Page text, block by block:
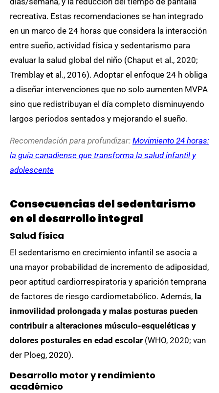
recreativa. Estas recomendaciones se han integrado
en un marco de 24 horas que considera la interacción
entre sueño, actividad física y sedentarismo para
evaluar la salud global del niño (Chaput et al., 2020;
Tremblay et al., 2016). Adoptar el enfoque 24 h obliga
a diseñar intervenciones que no solo aumenten MVPA
sino que redistribuyan el día completo disminuyendo
largos periodos sentados y mejorando el sueño.
Recomendación para profundizar: Movimiento 24 horas:
la guía canadiense que transforma la salud infantil y
adolescente
Consecuencias del sedentarismo
en el desarrollo integral
Salud física
El sedentarismo en crecimiento infantil se asocia a
una mayor probabilidad de incremento de adiposidad,
peor aptitud cardiorrespiratoria y aparición temprana
de factores de riesgo cardiometabólico. Además, la
inmovilidad prolongada y malas posturas pueden
contribuir a alteraciones músculo-esqueléticas y
dolores posturales en edad escolar (WHO, 2020; van
der Ploeg, 2020).
Desarrollo motor y rendimiento
académico